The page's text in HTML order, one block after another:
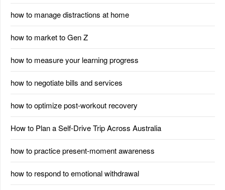
how to manage distractions at home
how to market to Gen Z
how to measure your learning progress
how to negotiate bills and services
how to optimize post-workout recovery
How to Plan a Self-Drive Trip Across Australia
how to practice present-moment awareness
how to respond to emotional withdrawal